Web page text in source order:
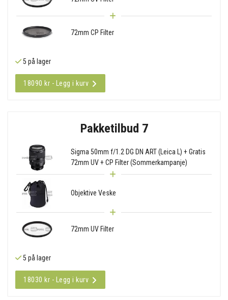
72mm CP Filter
5 på lager
18090 kr - Legg i kurv
Pakketilbud 7
Sigma 50mm f/1.2 DG DN ART (Leica L) + Gratis
72mm UV + CP Filter (Sommerkampanje)
Objektive Veske
72mm UV Filter
5 på lager
18030 kr - Legg i kurv